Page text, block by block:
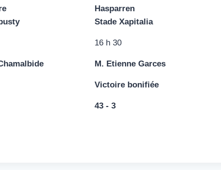
Hasparren
Stade Xapitalia
16 h 30
M. Etienne Garces
Victoire bonifiée
43 - 3